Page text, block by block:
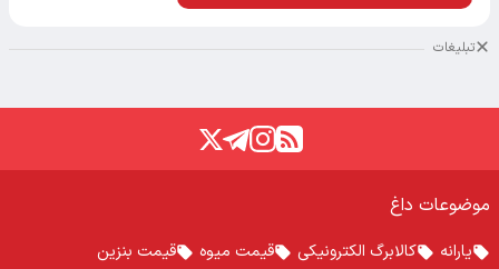
تبلیغات
موضوعات داغ
یارانه کالابرگ الکترونیکی قیمت میوه قیمت بنزین